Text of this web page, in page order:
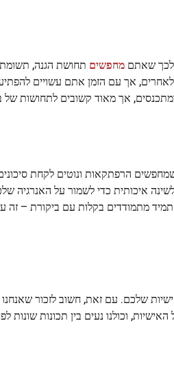
מחפשים תחושת הגנה,
אך עם הזמן אתם עשויים
אך מאוד קשובים לתחושות
הרפתקאות ונוטים לקחת
איכותית כדי לשמור על האנרגיה
מתמודדים בקלות עם ביקורת – זה
שלכם. עם זאת, חשוב לזכור
וכולנו נעים בין תכונות